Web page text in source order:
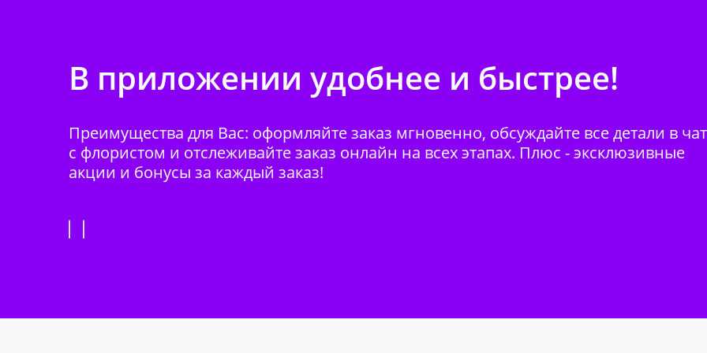
В приложении удобнее и быстрее!
Преимущества для Вас: оформляйте заказ мгновенно, обсуждайте все детали в
с флористом и отслеживайте заказ онлайн на всех этапах. Плюс - эксклюзивные
акции и бонусы за каждый заказ!